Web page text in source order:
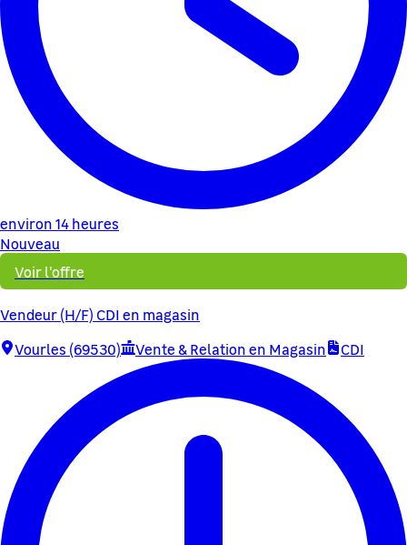
environ 14 heures
Nouveau
Voir l'offre
Vendeur (H/F) CDI en magasin
Vourles (69530)
Vente & Relation en Magasin CDI